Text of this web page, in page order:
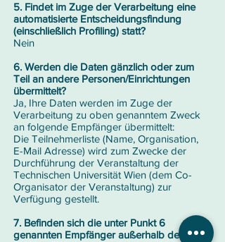
5. Findet im Zuge der Verarbeitung eine
automatisierte Entscheidungsfindung
(einschließlich Profiling) statt?
Nein
6. Werden die Daten gänzlich oder zum
Teil an andere Personen/Einrichtungen
übermittelt?
Ja, Ihre Daten werden im Zuge der
Verarbeitung zu oben genanntem Zweck
an folgende Empfänger übermittelt:
Die Teilnehmerliste (Name, Organisation,
E-Mail Adresse) wird zum Zwecke der
Durchführung der Veranstaltung der
Technischen Universität Wien (dem Co-
Organisator der Veranstaltung) zur
Verfügung gestellt.
7. Befinden sich die unter Punkt 6
genannten Empfänger außerhalb der